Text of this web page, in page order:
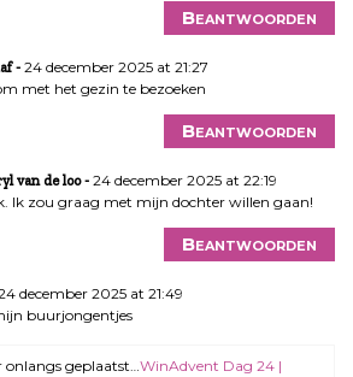
Beantwoorden
24 december 2025 at 21:27
met het gezin te bezoeken
Beantwoorden
van de loo
24 december 2025 at 22:19
Ik zou graag met mijn dochter willen gaan!
Beantwoorden
december 2025 at 21:49
buurjongentjes
onlangs geplaatst…WinAdvent Dag 24 |